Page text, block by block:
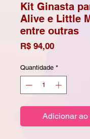
Kit Ginasta
Alive e Little
entre outras
R$ 94,00Preço
Quantidade *
Adicionar ao